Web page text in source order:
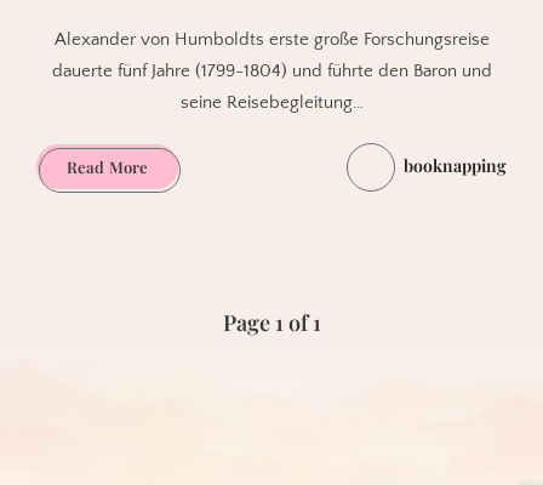
Alexander von Humboldts erste große Forschungsreise
dauerte fünf Jahre (1799-1804) und führte den Baron und
seine Reisebegleitung…
Read MoreAlexander
von
booknapping
Page 1 of 1